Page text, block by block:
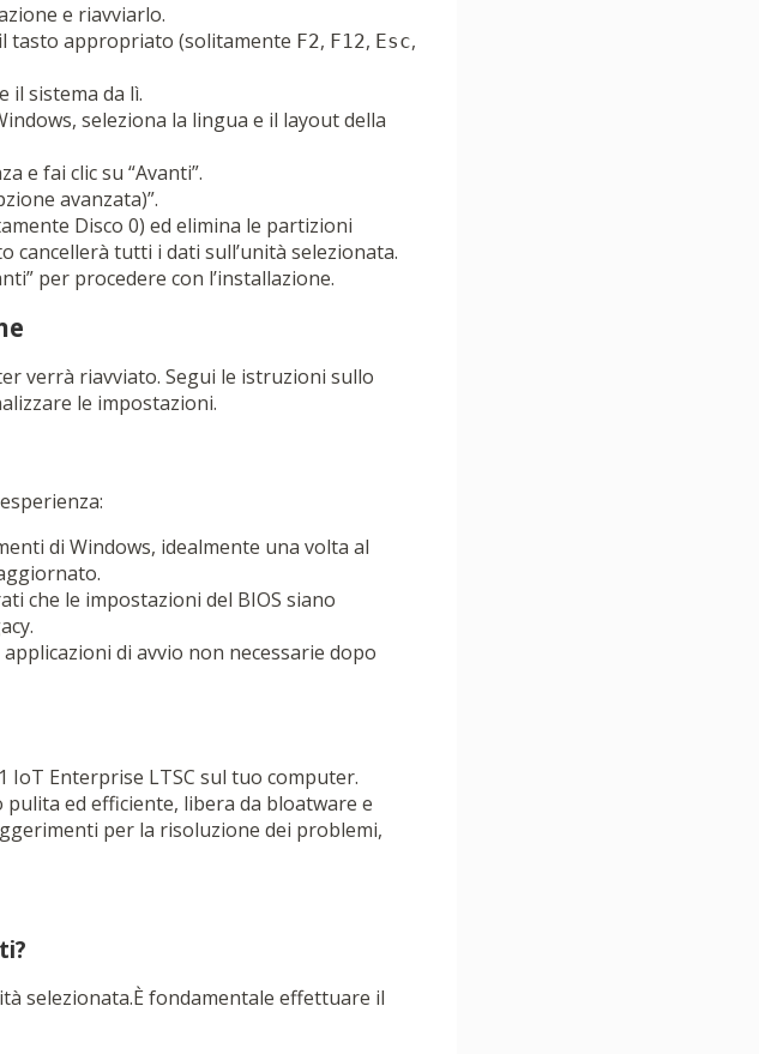
e riavviarlo.
tasto appropriato (solitamente F2, F12, Esc,
il sistema da lì.
seleziona la lingua e il layout della
e fai clic su “Avanti”.
avanzata)”.
Disco 0) ed elimina le partizioni
cancellerà tutti i dati sull’unità selezionata.
per procedere con l’installazione.
verrà riavviato. Segui le istruzioni sullo
le impostazioni.
di Windows, idealmente una volta al
che le impostazioni del BIOS siano
di avvio non necessarie dopo
Enterprise LTSC sul tuo computer.
ed efficiente, libera da bloatware e
per la risoluzione dei problemi,
selezionata.È fondamentale effettuare il